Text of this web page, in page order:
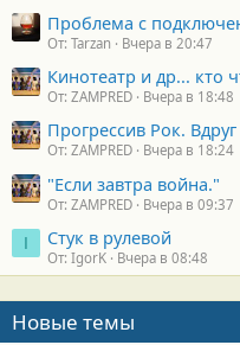
Проблема с
От: Tarzan Вчера в 20:47
Кинотеатр и др... кто
От: ZAMPRED Вчера в 18:48
Прогрессив Рок.
От: ZAMPRED Вчера в 18:24
"Если завтра война."
От: ZAMPRED Вчера в 09:37
I Стук в рулевой
От: IgorK Вчера в 08:48
Новые темы